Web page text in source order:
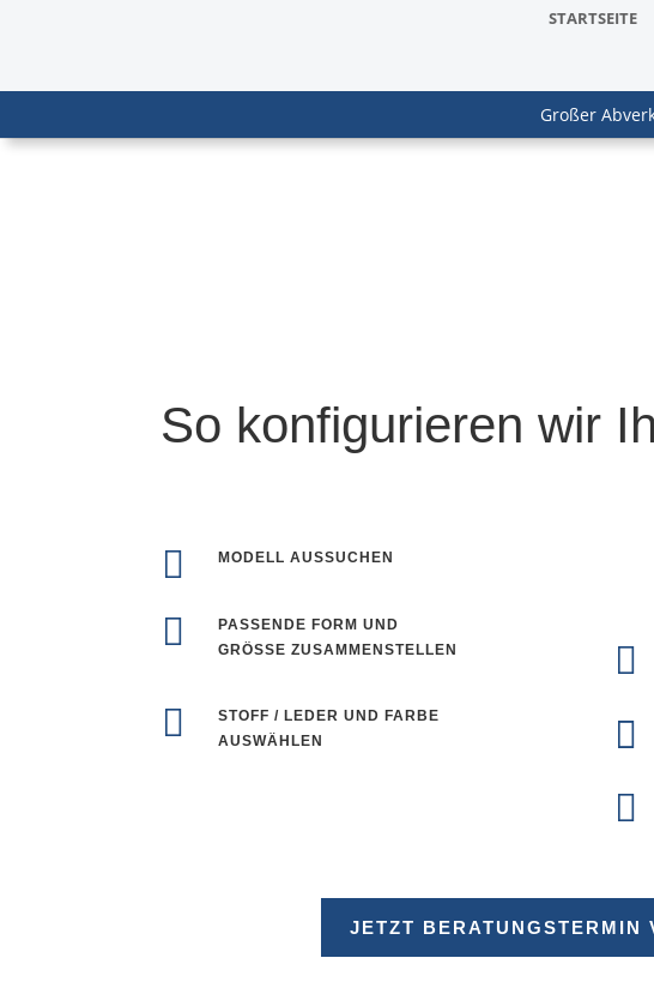
STARTSEITE
Großer
So konfigurieren wir
 MODELL AUSSUCHEN

PASSENDE FORM UND
GRÖSSE ZUSAMMENSTELLEN

STOFF / LEDER UND FARBE
AUSWÄHLEN



JETZT BERATUNGSTERMIN